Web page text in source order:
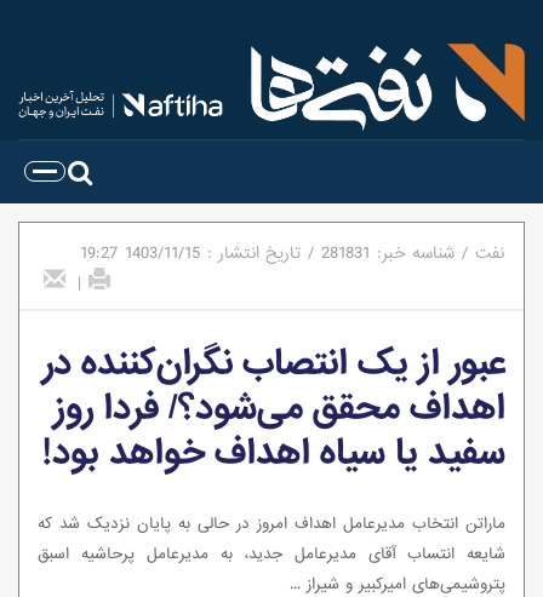
نفت / شناسه خبر: 281831
/ تاریخ انتشار : 1403/11/15
19:27
|
عبور از یک انتصاب نگران‌کننده در
اهداف محقق می‌شود؟/ فردا روز
سفید یا سیاه اهداف خواهد بود!
ماراتن انتخاب مدیرعامل اهداف امروز در حالی به پایان نزدیک شد که
شایعه انتساب آقای مدیرعامل جدید، به مدیرعامل پرحاشیه اسبق
پتروشیمی‌های امیرکبیر و شیراز ...